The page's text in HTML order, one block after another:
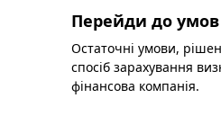
Перейди до
Остаточні умови,
спосіб зарахування
фінансова компанія.